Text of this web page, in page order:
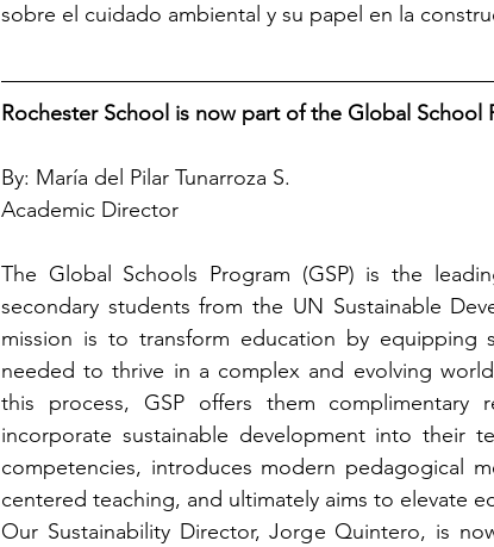
sobre el cuidado ambiental y su papel en la
Rochester School is now part of the Global School
By: María del Pilar Tunarroza S.
Academic Director
The Global Schools Program (GSP) is the
secondary students from the UN Sustainable
mission is to transform education by equipping
needed to thrive in a complex and evolving
this process, GSP offers them complimentary
incorporate sustainable development into their
competencies, introduces modern pedagogical
centered teaching, and ultimately aims to elevate
Our Sustainability Director, Jorge Quintero, is